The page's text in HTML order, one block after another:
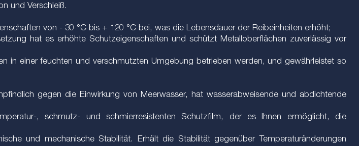
und Verschleiß.
von - 30 °C bis + 120 °C bei, was die Lebensdauer der Reibeinheiten erhöht;
hat es erhöhte Schutzeigenschaften und schützt Metalloberflächen zuverlässig vor
in einer feuchten und verschmutzten Umgebung betrieben werden, und gewährleistet so
gegen die Einwirkung von Meerwasser, hat wasserabweisende und abdichtende
, schmutz- und schmierresistenten Schutzfilm, der es Ihnen ermöglicht, die
und mechanische Stabilität. Erhält die Stabilität gegenüber Temperaturänderungen